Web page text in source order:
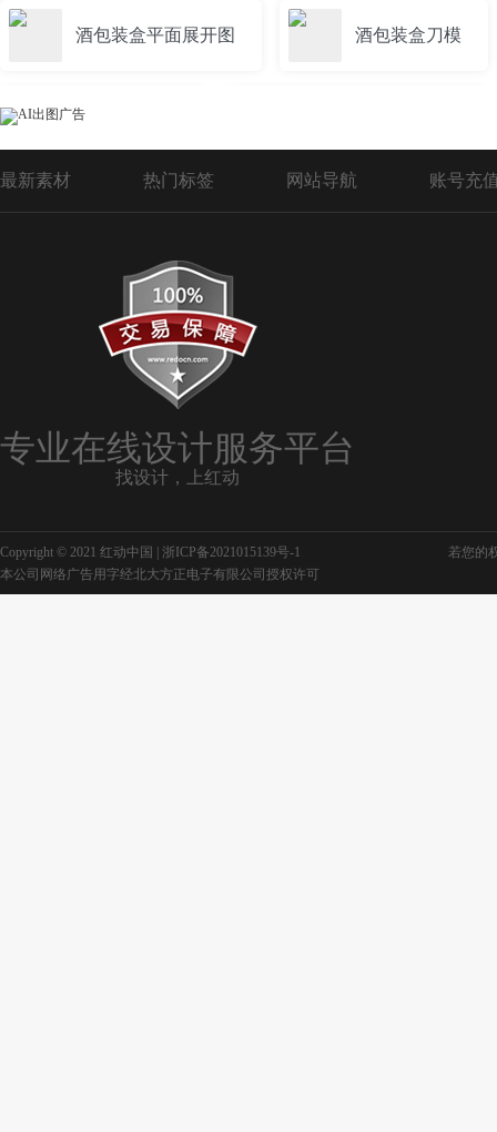
酒包装盒平面展开图 酒包装盒刀模
包装盒设计酒
最新素材 热门标签 网站导航 账号充
专业在线设计服务平台
找设计，上红动
Copyright © 2021 红动中国 | 浙ICP备2021015139号-1
若您的
本公司网络广告用字经北大方正电子有限公司授权许可